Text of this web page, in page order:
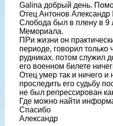
Galina добрый день.
Отец Антонов Александр
Слобода был в плену в 9
Мемориала.
ПРи жизни он
периоде, говорил
рудниках. потом служил
его военном билете
Отец умер так и ничего и
проследить его судьбу
не был репрессирован
Где можно найти
Спасибо
Александр